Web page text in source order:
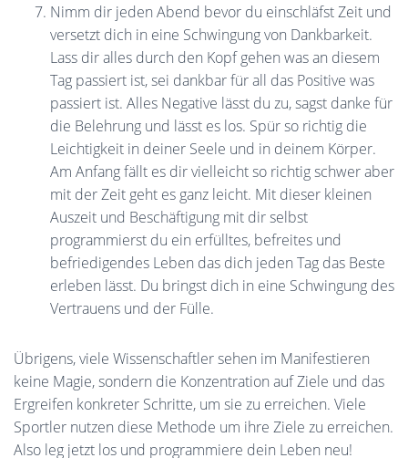
Nimm dir jeden Abend bevor du einschläfst Zeit und
versetzt dich in eine Schwingung von Dankbarkeit.
Lass dir alles durch den Kopf gehen was an diesem
Tag passiert ist, sei dankbar für all das Positive was
passiert ist. Alles Negative lässt du zu, sagst danke für
die Belehrung und lässt es los. Spür so richtig die
Leichtigkeit in deiner Seele und in deinem Körper.
Am Anfang fällt es dir vielleicht so richtig schwer aber
mit der Zeit geht es ganz leicht. Mit dieser kleinen
Auszeit und Beschäftigung mit dir selbst
programmierst du ein erfülltes, befreites und
befriedigendes Leben das dich jeden Tag das Beste
erleben lässt. Du bringst dich in eine Schwingung des
Vertrauens und der Fülle.
Übrigens, viele Wissenschaftler sehen im Manifestieren
keine Magie, sondern die Konzentration auf Ziele und das
Ergreifen konkreter Schritte, um sie zu erreichen. Viele
Sportler nutzen diese Methode um ihre Ziele zu erreichen.
Also leg jetzt los und programmiere dein Leben neu!